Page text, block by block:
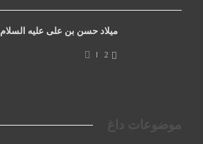
میلاد حسن بن علی علیه السلام
2